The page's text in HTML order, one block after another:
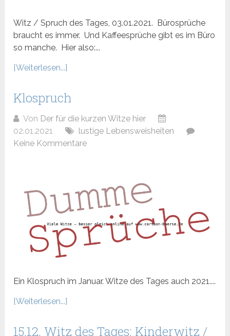
Witz / Spruch des Tages, 03.01.2021. Bürosprüche
braucht es immer. Und Kaffeesprüche gibt es im Büro
so manche. Hier also:...
[Weiterlesen...]
Klospruch
Von Der für die kurzen Witze hier
02.01.2021
lustige Lebensweisheiten
Keine Kommentare
Ein Klospruch im Januar. Witze des Tages auch 2021....
[Weiterlesen...]
15.12. Witz des Tages: Kinderwitz /